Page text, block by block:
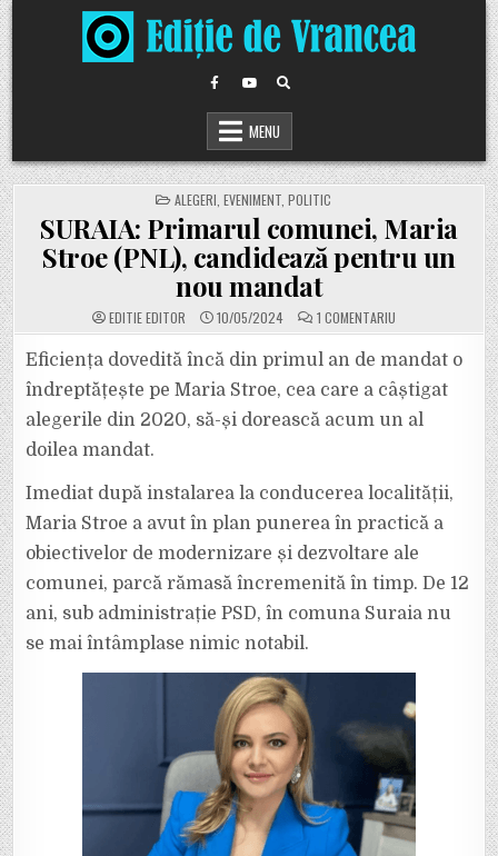
Skip
to
content
MENU
POSTED
IN
ALEGERI EVENIMENT POLITIC
SURAIA: Primarul comunei, Maria
Stroe (PNL), candidează pentru un
nou mandat
EDITIE EDITOR 10/05/2024 1 COMENTARIULA
SURAIA:
COMUNEI,
MARIA
STROE
(PNL),
CANDIDEAZĂ
PENTRU
Eficiența dovedită încă din primul an de mandat o
îndreptățește pe Maria Stroe, cea care a câștigat
alegerile din 2020, să-și dorească acum un al
doilea mandat.
Imediat după instalarea la conducerea localității,
Maria Stroe a avut în plan punerea în practică a
obiectivelor de modernizare și dezvoltare ale
comunei, parcă rămasă încremenită în timp. De 12
ani, sub administrație PSD, în comuna Suraia nu
se mai întâmplase nimic notabil.